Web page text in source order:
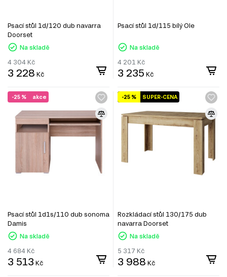
Psací stůl 1d/120 dub navarra
Doorset
Na skladě
4 304 Kč
3 228 Kč
Psací stůl 1d/115 bílý Ole
Na skladě
4 201 Kč
3 235 Kč
akce
-25 %
Psací stůl 1d1s/110 dub sonoma
Damis
Na skladě
4 684 Kč
3 513 Kč
SUPER-CENA
-25 %
Rozkládací stůl 130/175 dub
navarra Doorset
Na skladě
5 317 Kč
3 988 Kč